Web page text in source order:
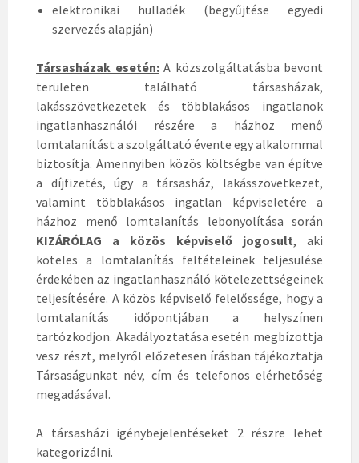
elektronikai hulladék (begyűjtése egyedi
szervezés alapján)
Társasházak esetén:A közszolgáltatásba bevont
területen található társasházak,
lakásszövetkezetek és többlakásos ingatlanok
ingatlanhasználói részére a házhoz menő
lomtalanítást a szolgáltató évente egy alkalommal
biztosítja. Amennyiben közös költségbe van építve
a díjfizetés, úgy a társasház, lakásszövetkezet,
valamint többlakásos ingatlan képviseletére a
házhoz menő lomtalanítás lebonyolítása során
KIZÁRÓLAG a
közös képviselő jogosult, aki
köteles a lomtalanítás feltételeinek teljesülése
érdekében az ingatlanhasználó kötelezettségeinek
teljesítésére. A közös képviselő felelőssége, hogy a
lomtalanítás időpontjában a helyszínen
tartózkodjon. Akadályoztatása esetén megbízottja
vesz részt, melyről előzetesen írásban tájékoztatja
Társaságunkat név, cím és telefonos elérhetőség
megadásával.
A társasházi igénybejelentéseket 2 részre lehet
kategorizálni.